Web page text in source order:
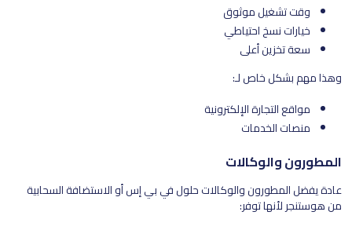
وقت تشغيل موثوق
خيارات نسخ احتياطي
سعة تخزين أعلى
وهذا مهم بشكل خاص لـ:
مواقع التجارة الإلكترونية
منصات الخدمات
المطورون والوكالات
عادة يفضل المطورون والوكالات حلول في بي إس أو الاستضافة السحابية
من هوستنجر لأنها توفر: